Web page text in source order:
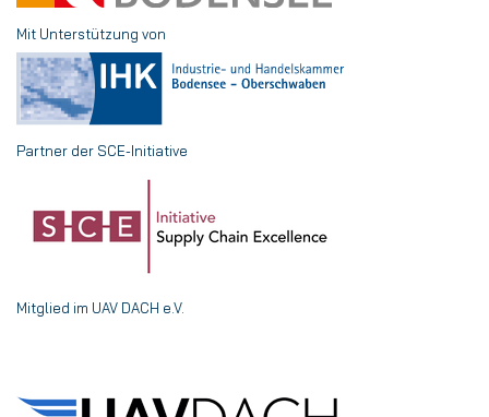
Mit Unterstützung von
Partner der SCE-Initiative
Mitglied im UAV DACH e.V.